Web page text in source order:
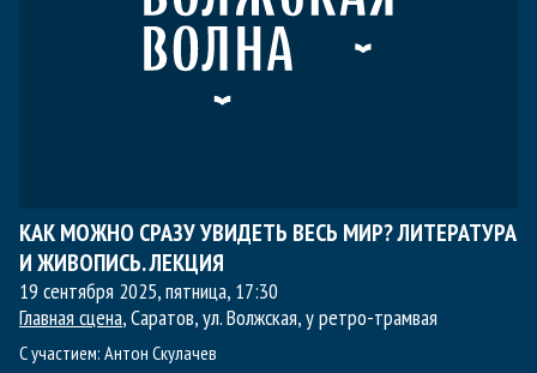
КАК МОЖНО СРАЗУ УВИДЕТЬ ВЕСЬ МИР? ЛИТЕРАТУРА
И ЖИВОПИСЬ. ЛЕКЦИЯ
19 сентября 2025, пятница, 17:30
Главная сцена, Саратов, ул. Волжская, у ретро-трамвая
С участием: Антон Скулачев